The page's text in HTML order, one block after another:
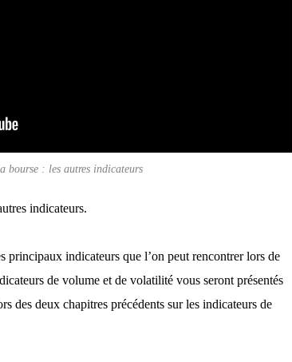
bourse : les autres indicateurs
indicateurs.
principaux indicateurs que l’on peut rencontrer lors de
de volume et de volatilité vous seront présentés
des deux chapitres précédents sur les indicateurs de